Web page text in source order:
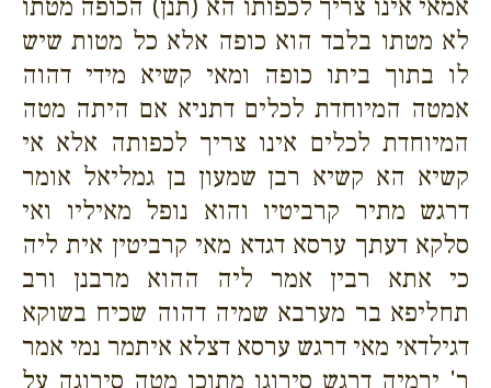
אמאי אינו צריך לכפותו הא (תנן) הכופה מטתו
לא מטתו בלבד הוא כופה אלא כל מטות שיש
לו בתוך ביתו כופה ומאי קשיא מידי דהוה
אמטה המיוחדת לכלים דתניא אם היתה מטה
המיוחדת לכלים אינו צריך לכפותה אלא אי
קשיא הא קשיא רבן שמעון בן גמליאל אומר
דרגש מתיר קרביטיו והוא נופל מאיליו ואי
סלקא דעתך ערסא דגדא מאי קרביטין אית ליה
כי אתא רבין אמר ליה ההוא מרבנן ורב
תחליפא בר מערבא שמיה דהוה שכיח בשוקא
דגילדאי מאי דרגש ערסא דצלא איתמר נמי אמר
ר' ירמיה דרגש סירוגו מתוכו מטה סירוגה על